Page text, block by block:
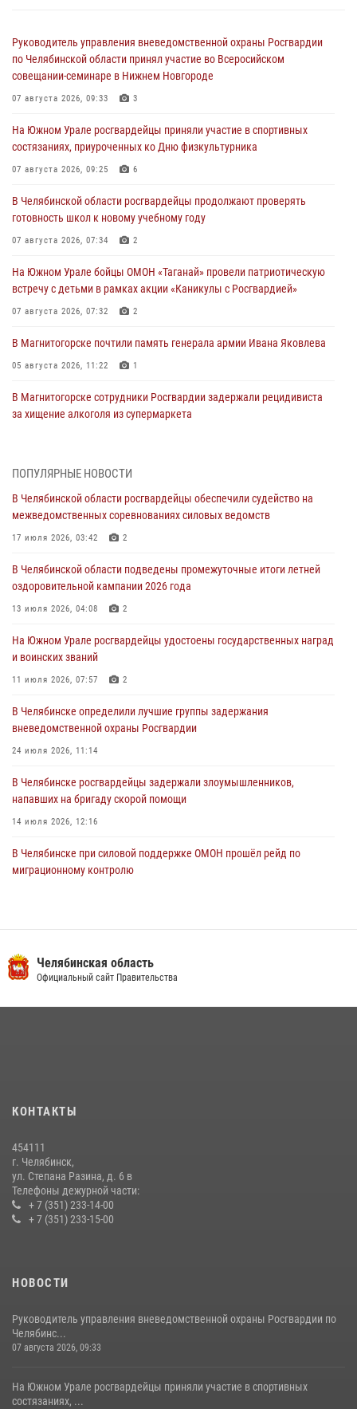
Руководитель управления вневедомственной охраны Росгвардии
по Челябинской области принял участие во Всеросийском
совещании-семинаре в Нижнем Новгороде
07 августа 2026, 09:33 3
На Южном Урале росгвардейцы приняли участие в спортивных
состязаниях, приуроченных ко Дню физкультурника
07 августа 2026, 09:25 6
В Челябинской области росгвардейцы продолжают проверять
готовность школ к новому учебному году
07 августа 2026, 07:34 2
На Южном Урале бойцы ОМОН «Таганай» провели патриотическую
встречу с детьми в рамках акции «Каникулы с Росгвардией»
07 августа 2026, 07:32 2
В Магнитогорске почтили память генерала армии Ивана Яковлева
05 августа 2026, 11:22 1
В Магнитогорске сотрудники Росгвардии задержали рецидивиста
за хищение алкоголя из супермаркета
На Южном Урале спецназ Росгвардии провел военно-полевые
Росгвардейцы задержали трёх магазинных воров в Челябинске
На Южном Урале сотрудники Росгвардии задержали
подозреваемого в совершении убийства
В Челябинской области росгвардейцами по горячим следам
задержан подозреваемый в грабеже
ПОПУЛЯРНЫЕ НОВОСТИ
В Челябинской области росгвардейцы обеспечили судейство на
межведомственных соревнованиях силовых ведомств
17 июля 2026, 03:42 2
В Челябинской области подведены промежуточные итоги летней
оздоровительной кампании 2026 года
13 июля 2026, 04:08 2
На Южном Урале росгвардейцы удостоены государственных наград
и воинских званий
11 июля 2026, 07:57 2
В Челябинске определили лучшие группы задержания
вневедомственной охраны Росгвардии
24 июля 2026, 11:14
В Челябинске росгвардейцы задержали злоумышленников,
напавших на бригаду скорой помощи
14 июля 2026, 12:16
В Челябинске при силовой поддержке ОМОН прошёл рейд по
миграционному контролю
13 июля 2026, 03:02 5
14 июля 2026, 05:15
Челябинская область
Официальный сайт Правительства
КОНТАКТЫ
454111
г. Челябинск,
ул. Степана Разина, д. 6 в
Телефоны дежурной части:
+ 7 (351) 233-14-00
+ 7 (351) 233-15-00
НОВОСТИ
Руководитель управления вневедомственной охраны Росгвардии по
Челябинс...
07 августа 2026, 09:33
На Южном Урале росгвардейцы приняли участие в спортивных
состязаниях, ...